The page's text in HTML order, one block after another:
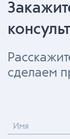
сделаем
Имя